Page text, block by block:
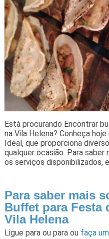
Está procurando Encontrar
na Vila Helena? Conheça
Ideal, que proporciona
qualquer ocasião. Para
os serviços disponibilizados,
Para saber mais
Buffet para Festa
Vila Helena
Ligue para ou para ou faça